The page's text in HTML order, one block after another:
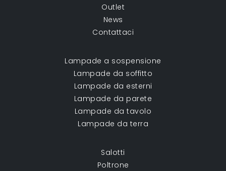
Outlet
News
Contattaci
Lampade a sospensione
Lampade da soffitto
Lampade da esterni
Lampade da parete
Lampade da tavolo
Lampade da terra
Salotti
Poltrone